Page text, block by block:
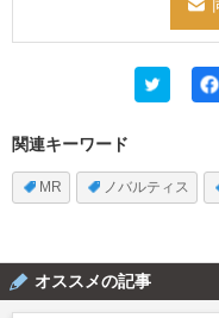
関連キーワード
MR ノバルティス
オススメの記事